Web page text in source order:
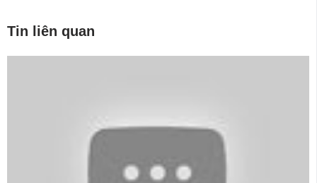
Tin liên quan